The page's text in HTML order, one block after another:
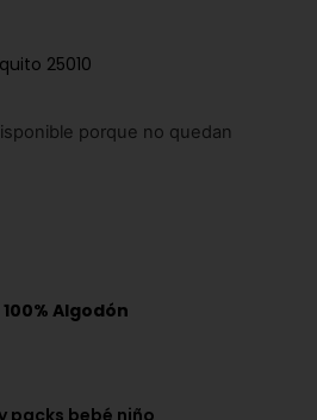
25010
porque no quedan
100% Algodón